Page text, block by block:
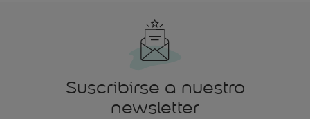
Suscribirse a nuestro
newsletter